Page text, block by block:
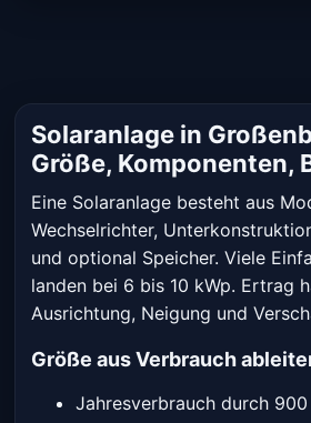
Solaranlage in
Größe, Komponenten,
Eine Solaranlage besteht aus
Wechselrichter,
und optional Speicher. Viele
landen bei 6 bis 10 kWp. Ertrag
Ausrichtung, Neigung und
Größe aus Verbrauch
Jahresverbrauch durch 900